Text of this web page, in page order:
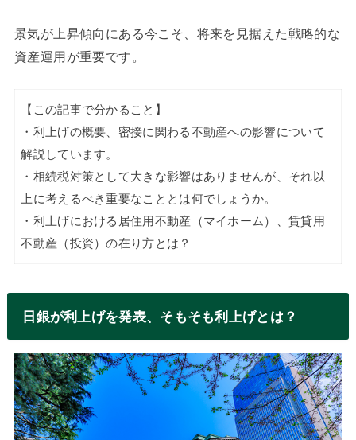
景気が上昇傾向にある今こそ、将来を見据えた戦略的な
資産運用が重要です。
【この記事で分かること】
・利上げの概要、密接に関わる不動産への影響について
解説しています。
・相続税対策として大きな影響はありませんが、それ以
上に考えるべき重要なこととは何でしょうか。
・利上げにおける居住用不動産（マイホーム）、賃貸用
不動産（投資）の在り方とは？
日銀が利上げを発表、そもそも利上げとは？